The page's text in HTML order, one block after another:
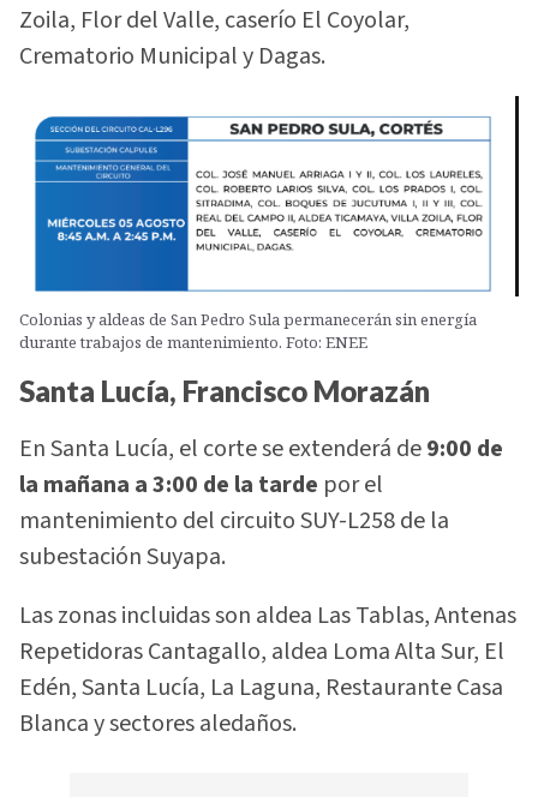
Zoila, Flor del Valle, caserío El Coyolar,
Crematorio Municipal y Dagas.
Colonias y aldeas de San Pedro Sula permanecerán sin energía
durante trabajos de mantenimiento. Foto: ENEE
Santa Lucía, Francisco Morazán
En Santa Lucía, el corte se extenderá de9:00 de
la mañana a 3:00 de la tarde por el
mantenimiento del circuito SUY-L258 de la
subestación Suyapa.
Las zonas incluidas son aldea Las Tablas, Antenas
Repetidoras Cantagallo, aldea Loma Alta Sur, El
Edén, Santa Lucía, La Laguna, Restaurante Casa
Blanca y sectores aledaños.